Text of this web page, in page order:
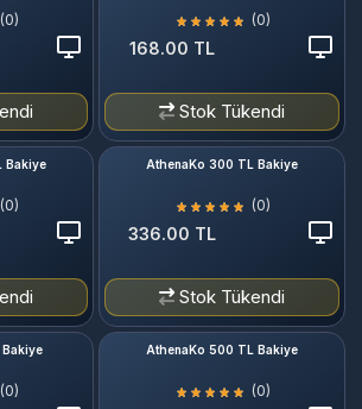
(0) (0)
168.00 TL
Stok Tükendi
Bakiye
(0)
AthenaKo 300 TL Bakiye
(0)
336.00 TL
Stok Tükendi
(0)
AthenaKo 500 TL Bakiye
(0)